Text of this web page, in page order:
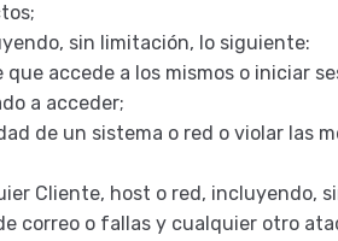
sin limitación, lo siguiente:
accede a los mismos o iniciar
a acceder;
de un sistema o red o violar las
Cliente, host o red, incluyendo,
correo o fallas y cualquier otro